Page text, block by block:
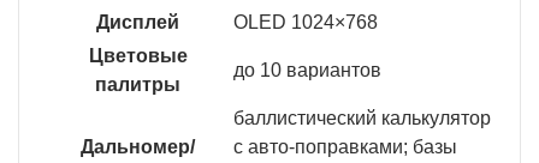
Дисплей
OLED 1024×768
Цветовые
палитры
до 10 вариантов
Дальномер/
баллистический калькулятор
с авто-поправками; базы